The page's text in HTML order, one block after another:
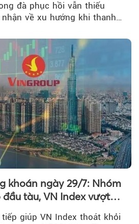
đà phục hồi vẫn thiếu
về xu hướng khi thanh
khoán ngày 29/7: Nhóm
tàu, VN Index vượt
giúp VN Index thoát khỏi